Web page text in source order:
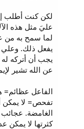
لكن كنت أطلب
عليَ مثل هذه
لما سمح به من
يفعل ذلك. وعلي
يجب أن أتركه له
عن الله تشير
الفاعل
تفحص= لا يمكن
الغامضة. عجائب
كثرتها لا يمكن